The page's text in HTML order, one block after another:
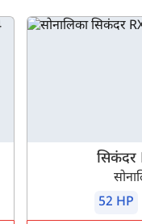
सिकंदर
52 HP